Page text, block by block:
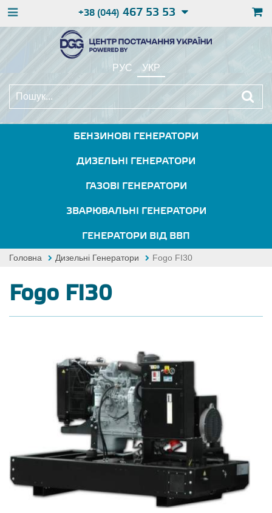
+38 (044) 467 53 53
РУС УКР
БЕНЗИНОВІ ГЕНЕРАТОРИ
ДИЗЕЛЬНІ ГЕНЕРАТОРИ
ГАЗОВІ ГЕНЕРАТОРИ
ЗВАРЮВАЛЬНІ ГЕНЕРАТОРИ
ГЕНЕРАТОРИ ВІД ВВП
Головна Дизельні Генератори Fogo FI30
Fogo FI30